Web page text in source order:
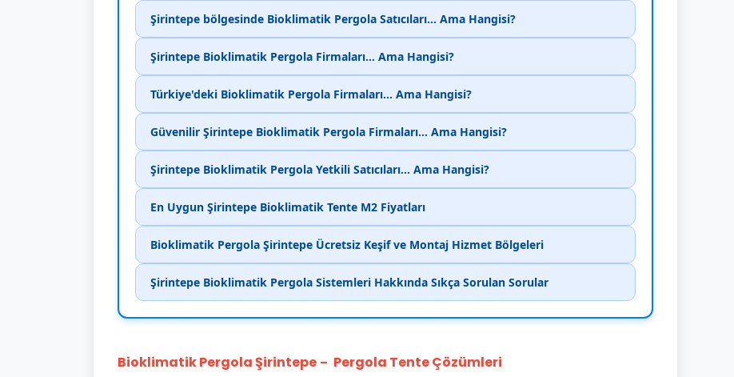
Şirintepe bölgesinde Bioklimatik Pergola Satıcıları... Ama Hangisi?
Şirintepe Bioklimatik Pergola Firmaları... Ama Hangisi?
Türkiye'deki Bioklimatik Pergola Firmaları... Ama Hangisi?
Güvenilir Şirintepe Bioklimatik Pergola Firmaları... Ama Hangisi?
Şirintepe Bioklimatik Pergola Yetkili Satıcıları... Ama Hangisi?
En Uygun Şirintepe Bioklimatik Tente M2 Fiyatları
Bioklimatik Pergola Şirintepe Ücretsiz Keşif ve Montaj Hizmet Bölgeleri
Şirintepe Bioklimatik Pergola Sistemleri Hakkında Sıkça Sorulan Sorular
Bioklimatik Pergola Şirintepe – Pergola Tente Çözümleri